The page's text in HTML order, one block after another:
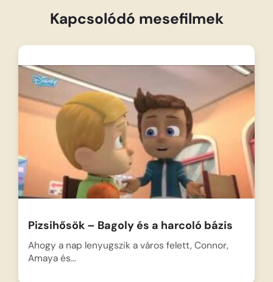
Kapcsolódó mesefilmek
Pizsihősök – Bagoly és a harcoló bázis
Ahogy a nap lenyugszik a város felett, Connor,
Amaya és…